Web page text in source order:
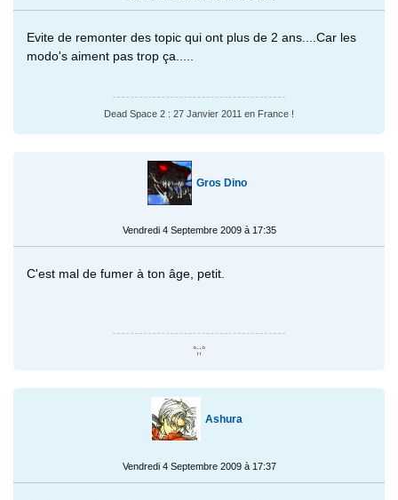
Evite de remonter des topic qui ont plus de 2 ans....Car les
modo's aiment pas trop ça.....
Dead Space 2 : 27 Janvier 2011 en France !
Gros Dino
Vendredi 4 Septembre 2009 à 17:35
C'est mal de fumer à ton âge, petit.
°;;°
Ashura
Vendredi 4 Septembre 2009 à 17:37